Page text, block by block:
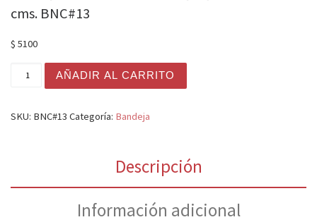
cms. BNC#13
$ 5100
Bandejas decoradas con dibujos y frases 20x30 cms.
AÑADIR AL CARRITO
SKU: BNC#13 Categoría: Bandeja
Descripción
Información adicional